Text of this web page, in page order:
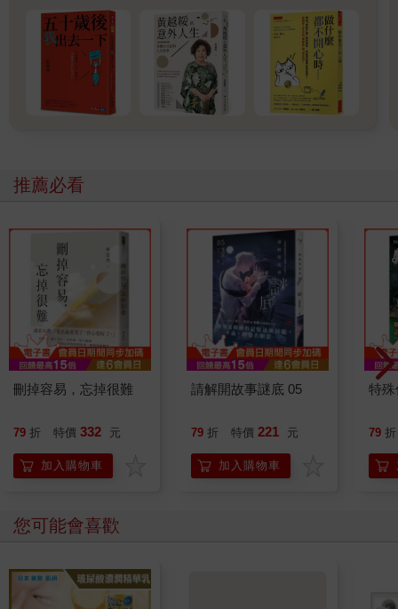
推薦必看
刪掉容易，忘掉很難
79 折 特價 332 元
加入購物車
請解開故事謎底 05
79 折 特價 221 元
加入購物車
特
79 折
您可能會喜歡